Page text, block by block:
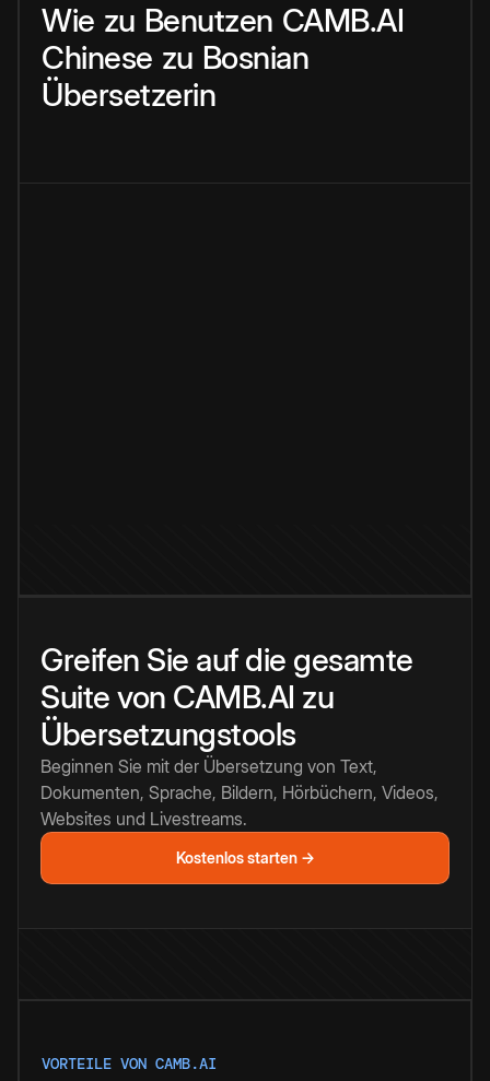
Wie zu Benutzen CAMB.AI
Chinese zu Bosnian
Übersetzerin
Greifen Sie auf die gesamte
Suite von CAMB.AI zu
Übersetzungstools
Beginnen Sie mit der Übersetzung von Text,
Dokumenten, Sprache, Bildern, Hörbüchern, Videos,
Websites und Livestreams.
Kostenlos starten →
VORTEILE VON CAMB.AI